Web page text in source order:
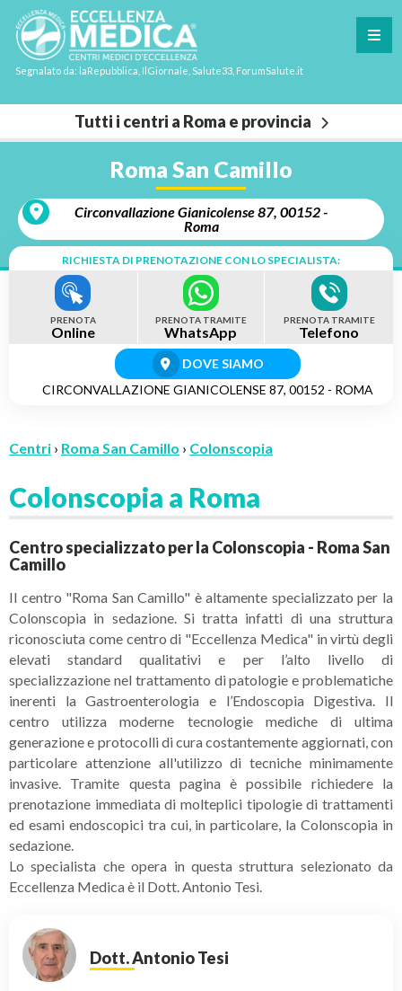
Segnalato da: laRepubblica, IlGiornale, Salute33, ForumSalute.it
Tutti i centri a Roma e provincia
Roma San Camillo
Circonvallazione Gianicolense 87, 00152 -
Roma
RICHIESTA DI PRENOTAZIONE CON LO SPECIALISTA:
PRENOTA
Online
PRENOTA TRAMITE
WhatsApp
PRENOTA TRAMITE
Telefono
DOVE SIAMO
CIRCONVALLAZIONE GIANICOLENSE 87, 00152 - ROMA
Centri › Roma San Camillo › Colonscopia
Colonscopia a Roma
Centro specializzato per la Colonscopia - Roma San
Camillo
Il centro "Roma San Camillo" è altamente specializzato per la
Colonscopia in sedazione. Si tratta infatti di una struttura
riconosciuta come centro di "Eccellenza Medica" in virtù degli
elevati standard qualitativi e per l’alto livello di
specializzazione nel trattamento di patologie e problematiche
inerenti la Gastroenterologia e l’Endoscopia Digestiva. Il
centro utilizza moderne tecnologie mediche di ultima
generazione e protocolli di cura costantemente aggiornati, con
particolare attenzione all'utilizzo di tecniche minimamente
invasive. Tramite questa pagina è possibile richiedere la
prenotazione immediata di molteplici tipologie di trattamenti
ed esami endoscopici tra cui, in particolare, la Colonscopia in
sedazione.
Lo specialista che opera in questa struttura selezionato da
Eccellenza Medica è il Dott. Antonio Tesi.
Dott. Antonio Tesi